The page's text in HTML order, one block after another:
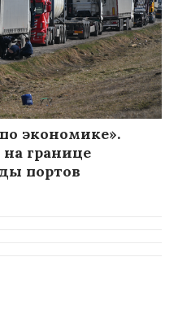
экономике».
границе
портов